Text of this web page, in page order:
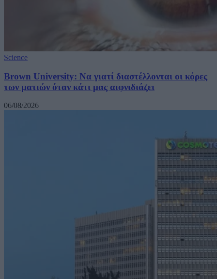
Science
Brown University: Να γιατί διαστέλλονται οι κόρες
των ματιών όταν κάτι μας αιφνιδιάζει
06/08/2026